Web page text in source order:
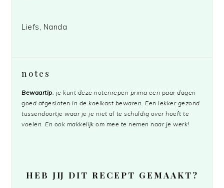
Liefs, Nanda
notes
Bewaartip: je kunt deze notenrepen prima een paar dagen
goed afgesloten in de koelkast bewaren. Een lekker gezond
tussendoortje waar je je niet al te schuldig over hoeft te
voelen. En ook makkelijk om mee te nemen naar je werk!
HEB JIJ DIT RECEPT GEMAAKT?